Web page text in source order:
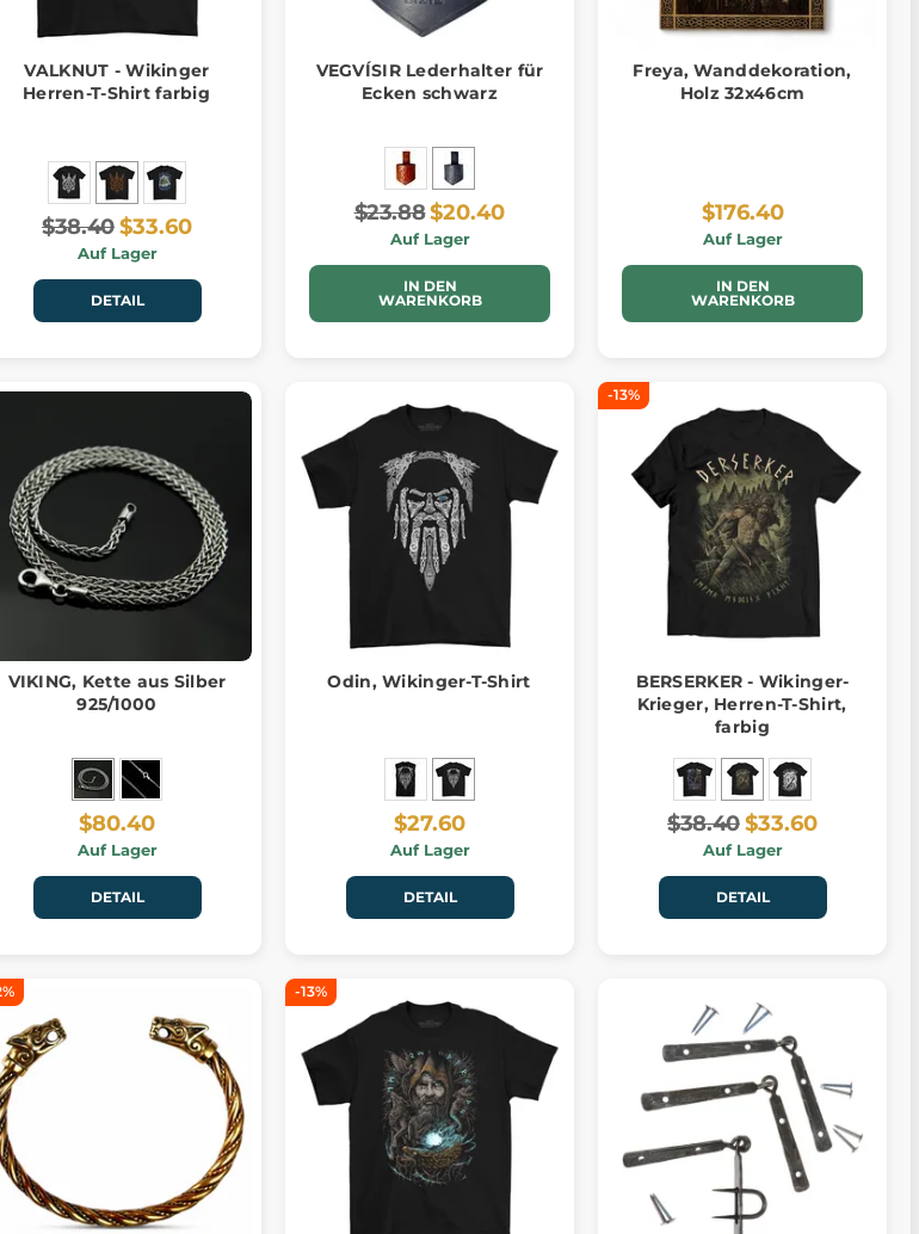
VALKNUT - Wikinger
Herren-T-Shirt farbig
$38.40$33.60
Auf Lager
DETAIL
VEGVÍSIR Lederhalter für
Ecken schwarz
$23.88$20.40
Auf Lager
IN DEN
WARENKORB
Freya, Wanddekoration,
Holz 32x46cm
$176.40
Auf Lager
IN DEN
WARENKORB
VIKING, Kette aus Silber
925/1000
$80.40
Auf Lager
DETAIL
Odin, Wikinger-T-Shirt
$27.60
Auf Lager
DETAIL
-13%
BERSERKER - Wikinger-
Krieger, Herren-T-Shirt,
farbig
$38.40$33.60
Auf Lager
DETAIL
-13%